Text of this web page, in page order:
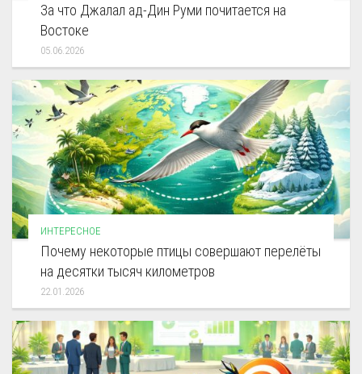
За что Джалал ад-Дин Руми почитается на
Востоке
05.06.2026
ИНТЕРЕСНОЕ
Почему некоторые птицы совершают перелёты
на десятки тысяч километров
22.01.2026